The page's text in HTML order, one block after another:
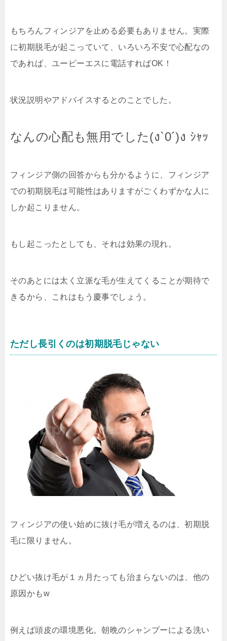
もちろんフィンジアを止める必要もありません。実際
に初期脱毛が起こっていて、いろいろ不安で心配なの
であれば、ユーピーエスに電話すればOK！
状況説明やアドバイスするとのことでした。
なんの心配も無用でした(ง`0´)ง ｼｬｯ
フィンジア側の回答からも分かるように、フィンジア
での初期脱毛は可能性はありますがごくわずかな人に
しか起こりません。
もし起こったとしても、それは効果の現れ。
そのあとには太く立派な毛が生えてくることが期待で
きるから、これはもう慶事でしょう。
ただし長引くのは初期脱毛じゃない
フィンジアの使い始めに抜け毛が増えるのは、初期脱
毛に限りません。
ひどい抜け毛が１ヵ月たっても治まらないのは、他の
原因かもw
例えば頭皮の環境悪化。朝晩のシャンプーによる洗い